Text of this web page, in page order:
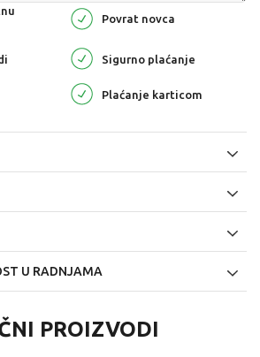
Povrat novca
Sigurno plaćanje
Plaćanje karticom
U RADNJAMA
PROIZVODI